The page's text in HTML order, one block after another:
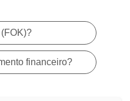
financeiro?